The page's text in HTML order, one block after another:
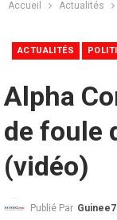
Accueil Actualités
ACTUALITÉS
Alpha
de foule
(vidéo)
Publié Par